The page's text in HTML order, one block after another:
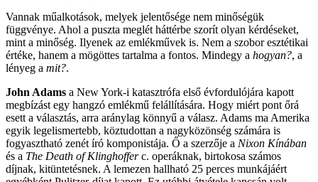
Vannak műalkotások, melyek jelentősége nem minőségük
függvénye. Ahol a puszta meglét háttérbe szorít olyan kérdéseket,
mint a minőség. Ilyenek az emlékművek is. Nem a szobor esztétikai
értéke, hanem a mögöttes tartalma a fontos. Mindegy a hogyan?, a
lényeg a mit?.
John Adams a New York-i katasztrófa első évfordulójára kapott
megbízást egy hangzó emlékmű felállítására. Hogy miért pont őrá
esett a választás, arra aránylag könnyű a válasz. Adams ma Amerika
egyik legelismertebb, köztudottan a nagyközönség számára is
fogyasztható zenét író komponistája. Ő a szerzője a Nixon Kínában
és a The Death of Klinghofferc. operáknak, birtokosa számos
díjnak, kitüntetésnek. A lemezen hallható 25 perces munkájáért